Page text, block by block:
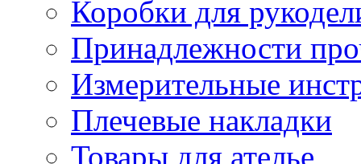
Коробки для
Принадлежности
Измерительные
Плечевые накладки
Товары для ателье